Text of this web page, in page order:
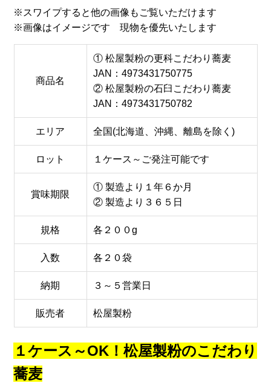
※スワイプすると他の画像もご覧いただけます
※画像はイメージです 現物を優先いたします
商品名
① 松屋製粉の更科こだわり蕎麦
JAN：4973431750775
② 松屋製粉の石臼こだわり蕎麦
JAN：4973431750782
エリア 全国(北海道、沖縄、離島を除く)
ロット １ケース～ご発注可能です
賞味期限
① 製造より１年６か月
② 製造より３６５日
規格 各２００g
入数 各２０袋
納期 ３～５営業日
販売者 松屋製粉
１ケース～OK！松屋製粉のこだわり
蕎麦